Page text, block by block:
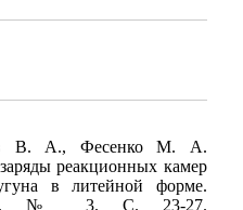
В. А., Фесенко М. А.
реакционных камер
в литейной форме.
№ 3. С. 23-27.